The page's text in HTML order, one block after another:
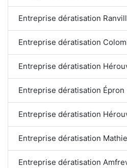
Entreprise dératisation
Entreprise dératisation
Entreprise dératisation
Entreprise dératisation Épron
Entreprise dératisation
Entreprise dératisation
Entreprise dératisation